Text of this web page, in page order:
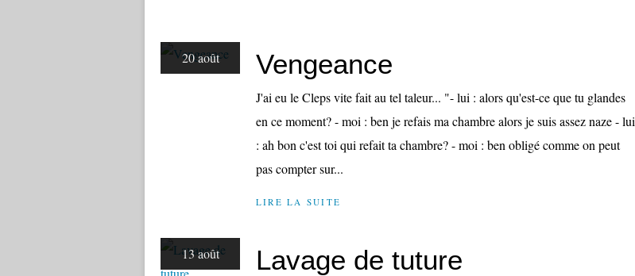
20 août Vengeance
J'ai eu le Cleps vite fait au tel taleur... "- lui : alors qu'est-ce que tu glandes
en ce moment? - moi : ben je refais ma chambre alors je suis assez naze - lui
: ah bon c'est toi qui refait ta chambre? - moi : ben obligé comme on peut
pas compter sur...
LIRE LA SUITE
13 août Lavage de tuture